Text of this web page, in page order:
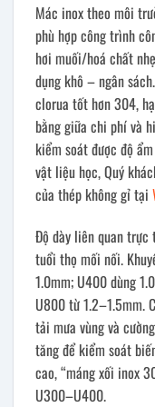
Mác inox theo môi
phù hợp công trình
hơi muối/hoá chất
dụng khô – ngân
clorua tốt hơn 304,
bằng giữa chi phí và
kiểm soát được độ
vật liệu học, Quý
của thép không gỉ tại
Độ dày liên quan trực
tuổi thọ mối nối.
1.0mm; U400 dùng
U800 từ 1.2–1.5mm.
tải mưa vùng và
tăng để kiểm soát
cao, “máng xối inox
U300–U400.